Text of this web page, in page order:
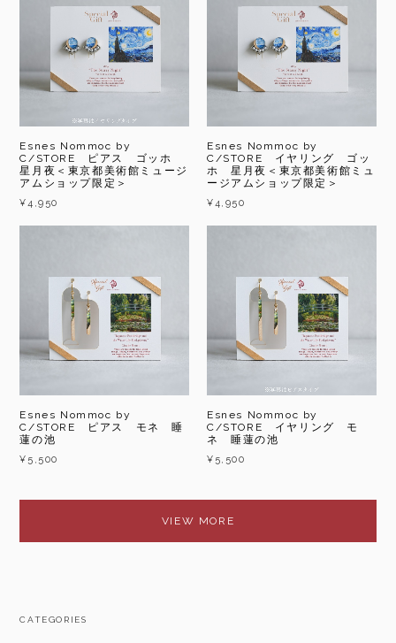
Esnes Nommoc by
C/STORE ピアス ゴッホ
星月夜＜東京都美術館ミュージ
アムショップ限定＞
¥4,950
Esnes Nommoc by
C/STORE イヤリング ゴッ
ホ 星月夜＜東京都美術館ミュ
ージアムショップ限定＞
¥4,950
Esnes Nommoc by
C/STORE ピアス モネ 睡
蓮の池
¥5,500
Esnes Nommoc by
C/STORE イヤリング モ
ネ 睡蓮の池
¥5,500
VIEW MORE
CATEGORIES